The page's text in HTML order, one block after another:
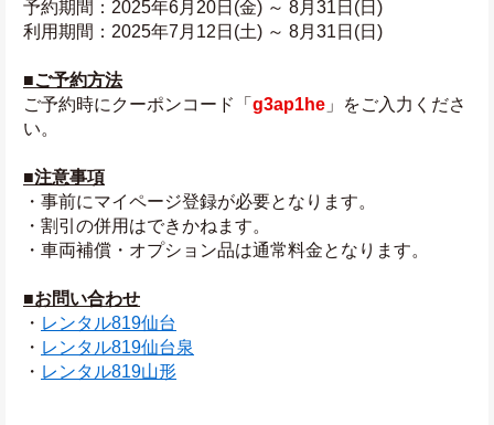
予約期間：2025年6月20日(金) ～ 8月31日(日)
利用期間：2025年7月12日(土) ～ 8月31日(日)
■ご予約方法
ご予約時にクーポンコード「 g3ap1he 」をご入力くださ
い。
■注意事項
・事前にマイページ登録が必要となります。
・割引の併用はできかねます。
・車両補償・オプション品は通常料金となります。
■お問い合わせ
・ レンタル819仙台
・ レンタル819仙台泉
・ レンタル819山形